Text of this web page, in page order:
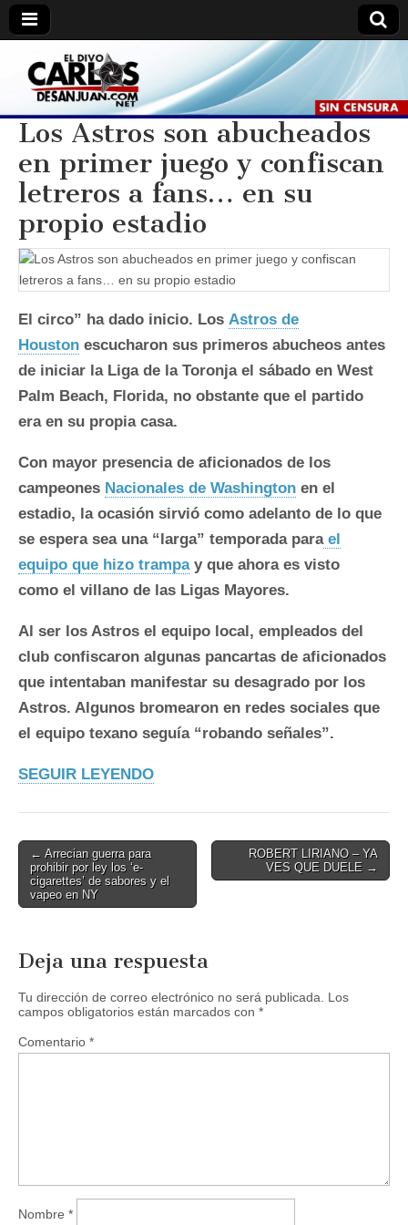
Carlos
De
San
Juan
Carlos
De
San
Juan //
Divo.
Los Astros son abucheados
en primer juego y confiscan
letreros a fans… en su
propio estadio
El circo” ha dado inicio. Los Astros de
Houston escucharon sus primeros abucheos antes
de iniciar la Liga de la Toronja el sábado en West
Palm Beach, Florida, no obstante que el partido
era en su propia casa.
Con mayor presencia de aficionados de los
campeones Nacionales de Washington en el
estadio, la ocasión sirvió como adelanto de lo que
se espera sea una “larga” temporada parael
equipo que hizo trampay que ahora es visto
como el villano de las Ligas Mayores.
Al ser los Astros el equipo local, empleados del
club confiscaron algunas pancartas de aficionados
que intentaban manifestar su desagrado por los
Astros. Algunos bromearon en redes sociales que
el equipo texano seguía “robando señales”.
SEGUIR LEYENDO
Post
navigation
← Arrecian guerra para
prohibir por ley los ‘e-
cigarettes’ de sabores y el
vapeo en NY
ROBERT LIRIANO – YA
VES QUE DUELE →
Deja una respuesta
Tu dirección de correo electrónico no será publicada.
Los
campos obligatorios están marcados con *
Comentario *
Nombre *